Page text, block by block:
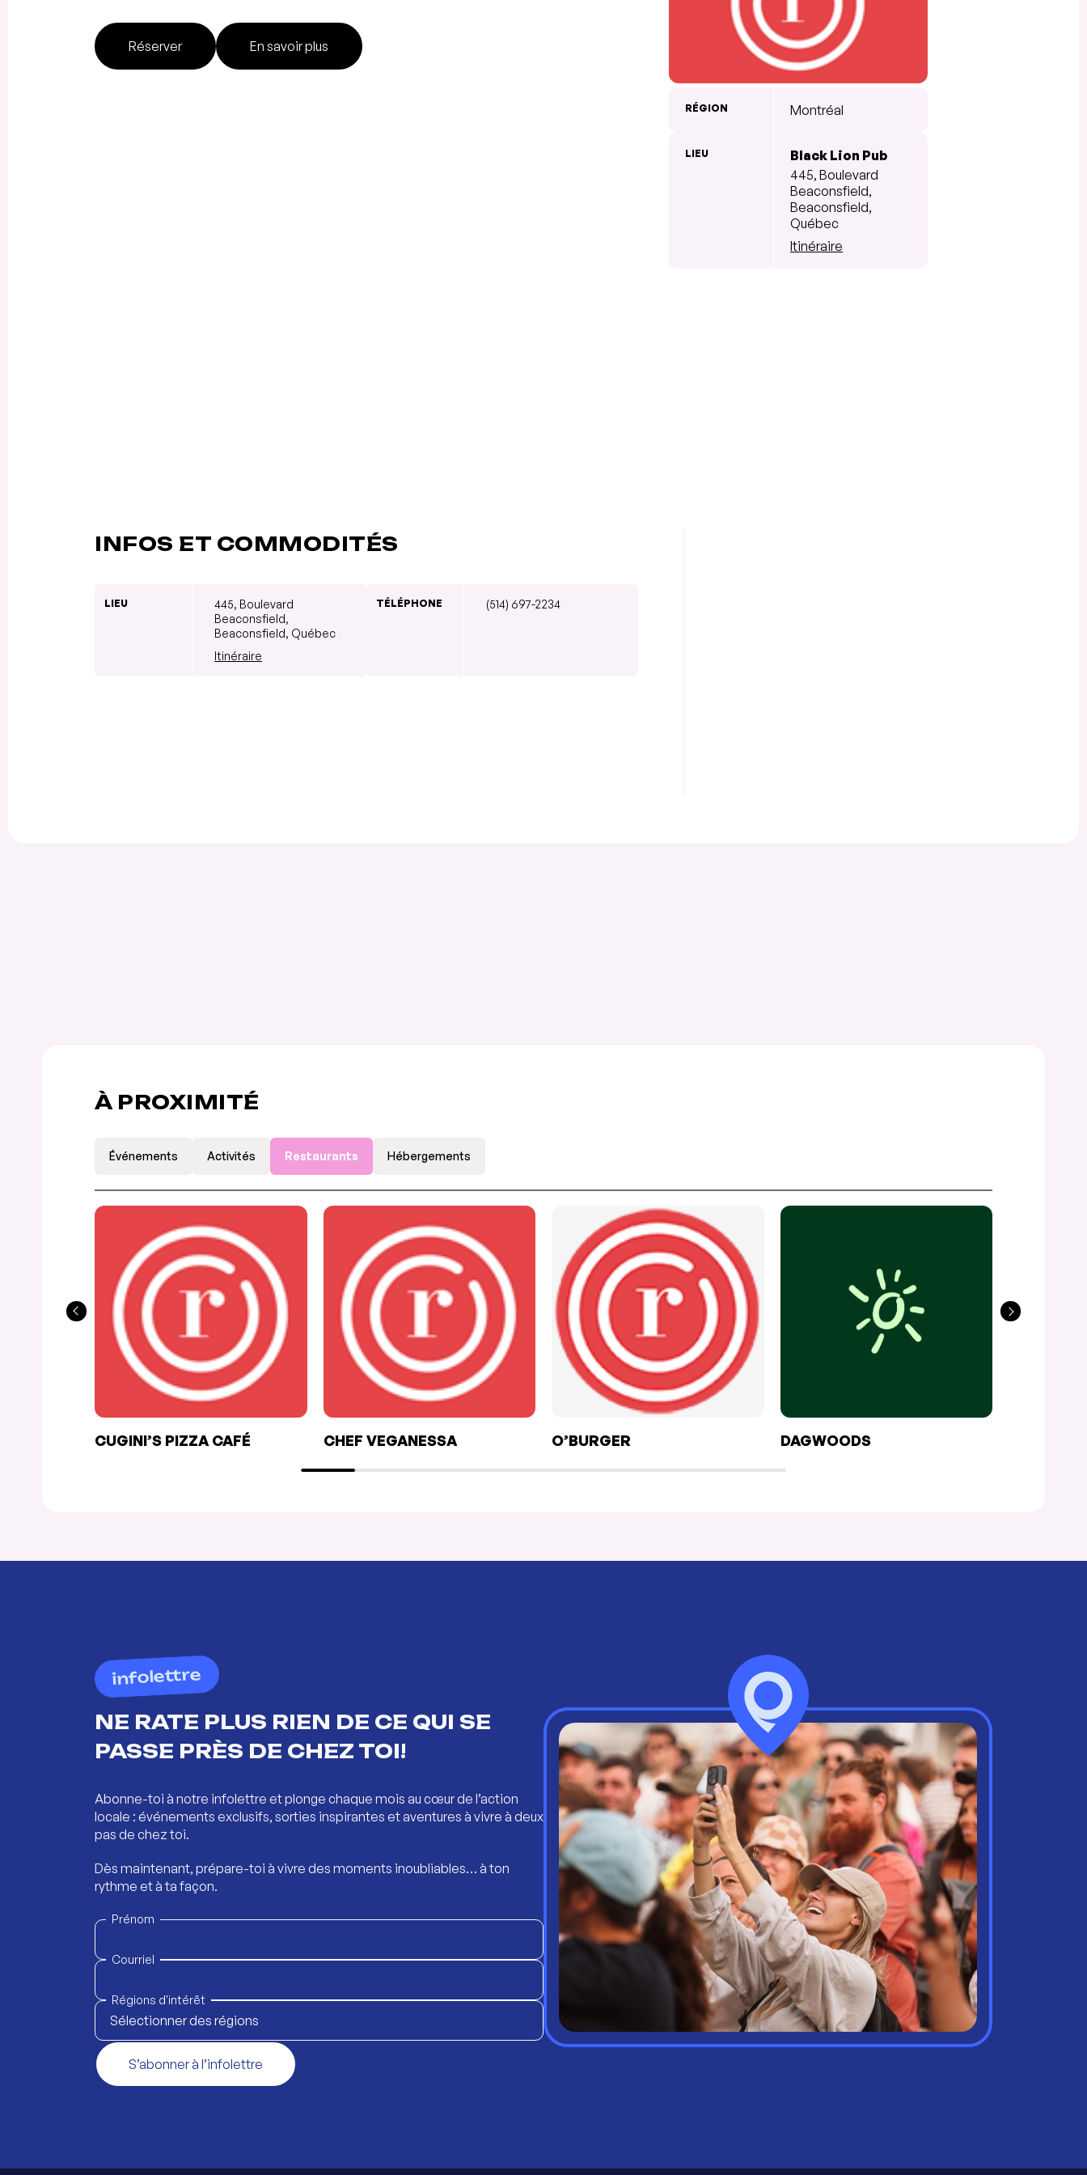
Réserver En savoir plus
RÉGION Montréal
LIEU
Black Lion Pub
445, Boulevard
Beaconsfield,
Beaconsfield,
Québec
Itinéraire
INFOS ET COMMODITÉS
LIEU
445, Boulevard
Beaconsfield,
Beaconsfield, Québec
Itinéraire
TÉLÉPHONE (514) 697-2234
À PROXIMITÉ
Événements Activités Restaurants Hébergements
CUGINI’S PIZZA CAFÉ CHEF VEGANESSA O’BURGER DAGWOODS
infolettre
NE RATE PLUS RIEN DE CE QUI SE
PASSE PRÈS DE CHEZ TOI!
Abonne-toi à notre infolettre et plonge chaque mois au cœur de l’action
locale : événements exclusifs, sorties inspirantes et aventures à vivre à deux
pas de chez toi.
Dès maintenant, prépare-toi à vivre des moments inoubliables… à ton
rythme et à ta façon.
Prénom
Courriel
Régions d'intérêt
Sélectionner des régions
S’abonner à l’infolettre